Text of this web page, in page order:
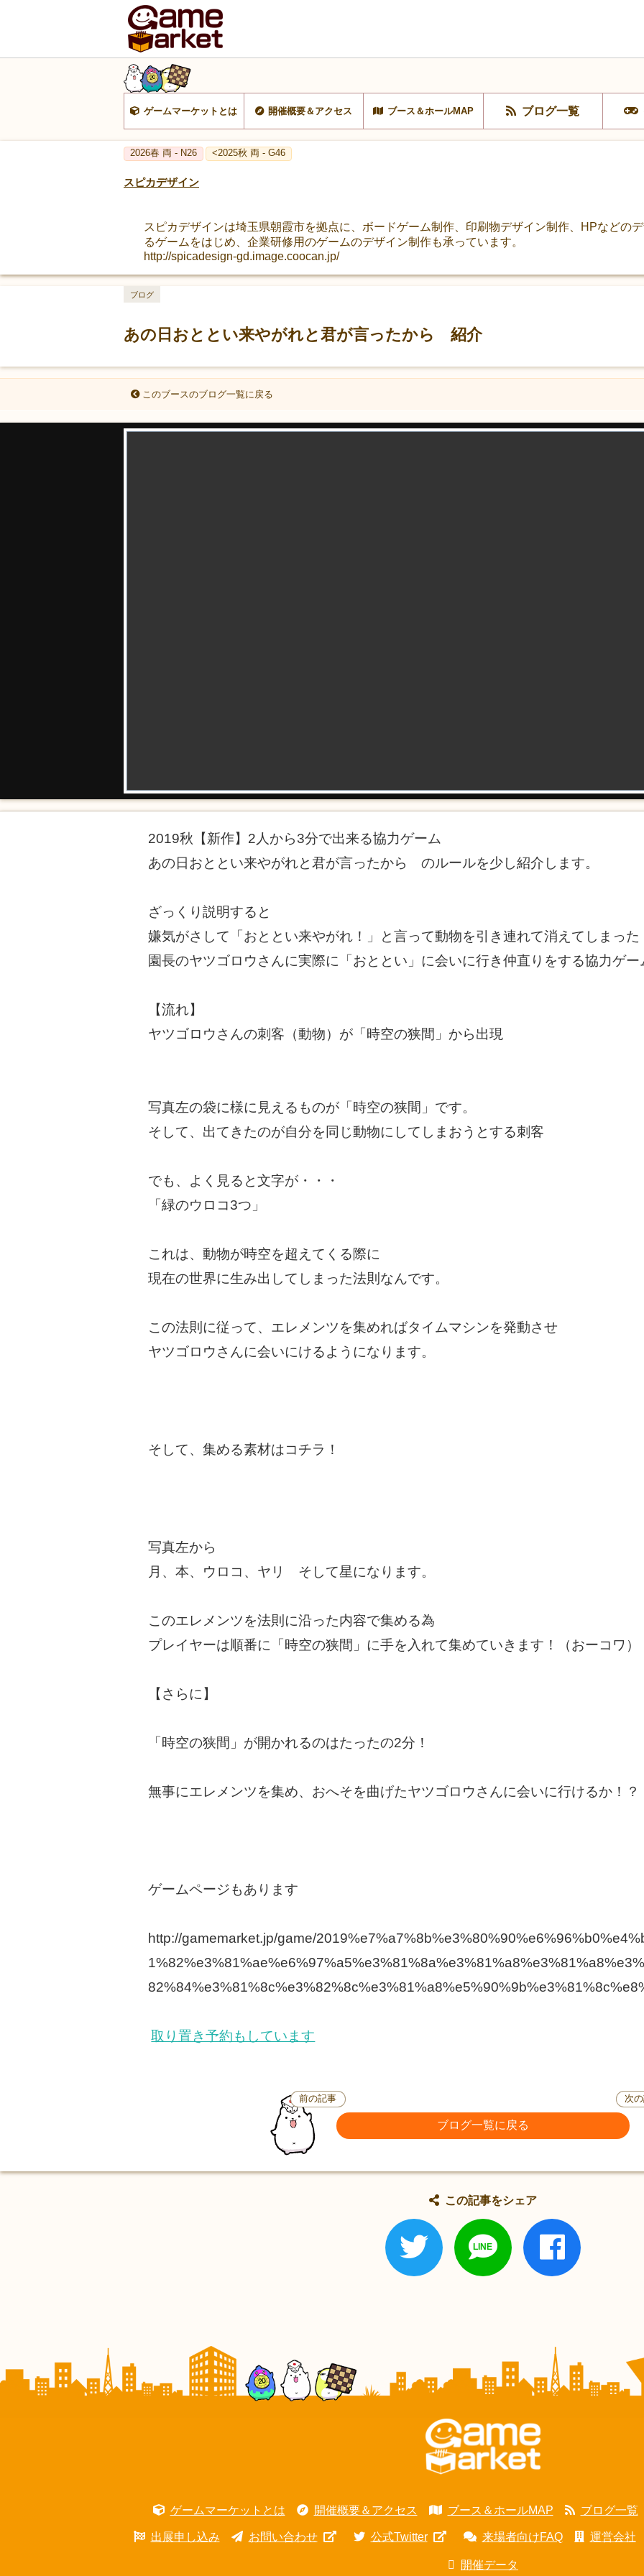
ゲームマーケットとは 開催概要＆アクセス ブース＆ホールMAP ブログ一覧
2026春 両 - N26 <2025秋 両 - G46
スピカデザイン
スピカデザインは埼玉県朝霞市を拠点に、ボードゲーム制作、印刷物デザイン制作、HPなどの
るゲームをはじめ、企業研修用のゲームのデザイン制作も承っています。
http://spicadesign-gd.image.coocan.jp/
あの日おととい来やがれと君が言ったから 紹介
ブログ
このブースのブログ一覧に戻る
2019秋【新作】2人から3分で出来る協力ゲーム
あの日おととい来やがれと君が言ったから のルールを少し紹介します。
ざっくり説明すると
嫌気がさして「おととい来やがれ！」と言って動物を引き連れて消えてしまった
園長のヤツゴロウさんに実際に「おととい」に会いに行き仲直りをする協力ゲー
【流れ】
ヤツゴロウさんの刺客（動物）が「時空の狭間」から出現
写真左の袋に様に見えるものが「時空の狭間」です。
そして、出てきたのが自分を同じ動物にしてしまおうとする刺客
でも、よく見ると文字が・・・
「緑のウロコ3つ」
これは、動物が時空を超えてくる際に
現在の世界に生み出してしまった法則なんです。
この法則に従って、エレメンツを集めればタイムマシンを発動させ
ヤツゴロウさんに会いにけるようになります。
そして、集める素材はコチラ！
写真左から
月、本、ウロコ、ヤリ そして星になります。
このエレメンツを法則に沿った内容で集める為
プレイヤーは順番に「時空の狭間」に手を入れて集めていきます！（おーコワ）
【さらに】
「時空の狭間」が開かれるのはたったの2分！
無事にエレメンツを集め、おへそを曲げたヤツゴロウさんに会いに行けるか！？
ゲームページもあります
http://gamemarket.jp/game/
取り置き予約もしています
前の記事
ブログ一覧に戻る
次
この記事をシェア
ゲームマーケットとは 開催概要＆アクセス ブース＆ホールMAP ブログ一覧
出展申し込み お問い合わせ 公式Twitter 来場者向けFAQ 運営会社
開催データ